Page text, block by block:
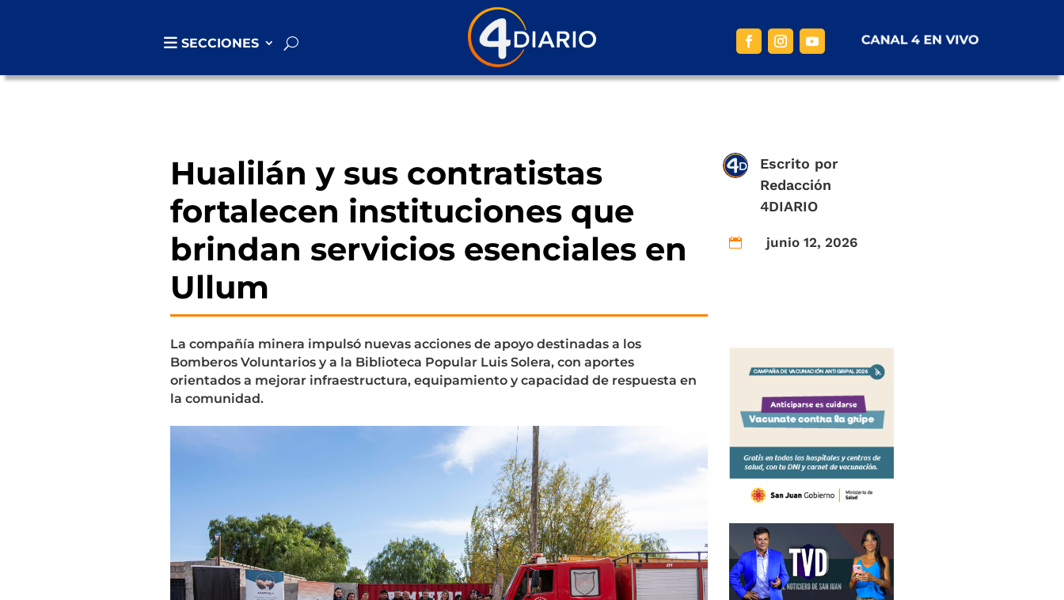
SECCIONES
Hualilán y sus contratistas
fortalecen instituciones que
brindan servicios esenciales en
Ullum
Escrito por
Redacción
4DIARIO
 junio 12, 2026
La compañía minera impulsó nuevas acciones de apoyo destinadas a los
Bomberos Voluntarios y a la Biblioteca Popular Luis Solera, con aportes
orientados a mejorar infraestructura, equipamiento y capacidad de respuesta en
la comunidad.